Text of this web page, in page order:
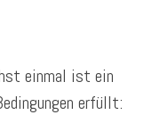
einmal ist ein
erfüllt: